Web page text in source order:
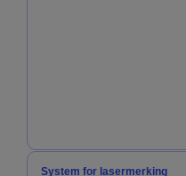
System for lasermerking